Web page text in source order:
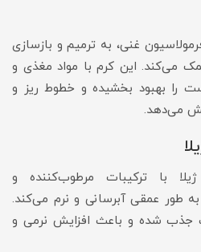
غنی، به ترمیم و بازسازی
این کرم با مواد مغذی و
را بهبود بخشیده و خطوط ریز و
می‌دهد.
با ترکیبات مرطوب‌کننده و
طور عمقی آبرسانی و نرم می‌کند.
جذب شده و باعث افزایش نرمی و